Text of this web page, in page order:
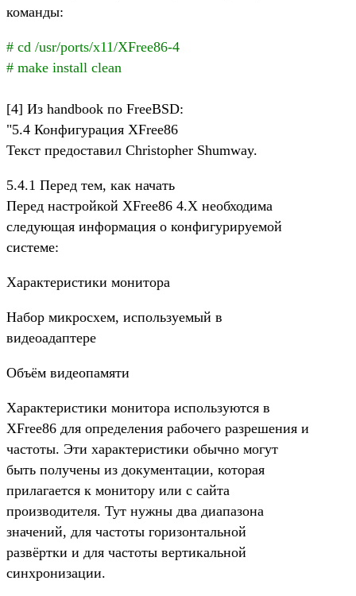
команды:
# cd /usr/ports/x11/XFree86-4
# make install clean
[4] Из handbook по FreeBSD:
"5.4 Конфигурация XFree86
Текст предоставил Christopher Shumway.
5.4.1 Перед тем, как начать
Перед настройкой XFree86 4.X необходима
следующая информация о конфигурируемой
системе:
Характеристики монитора
Набор микросхем, используемый в
видеоадаптере
Объём видеопамяти
Характеристики монитора используются в
XFree86 для определения рабочего разрешения и
частоты. Эти характеристики обычно могут
быть получены из документации, которая
прилагается к монитору или с сайта
производителя. Тут нужны два диапазона
значений, для частоты горизонтальной
развёртки и для частоты вертикальной
синхронизации.